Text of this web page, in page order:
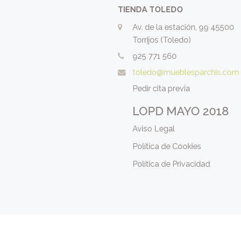
TIENDA TOLEDO
Av. de la estación, 99 45500
Torrijos (Toledo)
925 771 560
toledo@mueblesparchis.com
Pedir cita previa
LOPD MAYO 2018
Aviso Legal
Política de Cookies
Política de Privacidad